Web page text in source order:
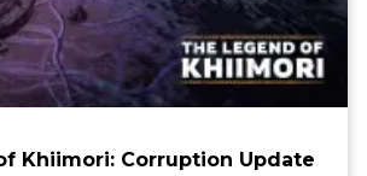
Khiimori: Corruption Update